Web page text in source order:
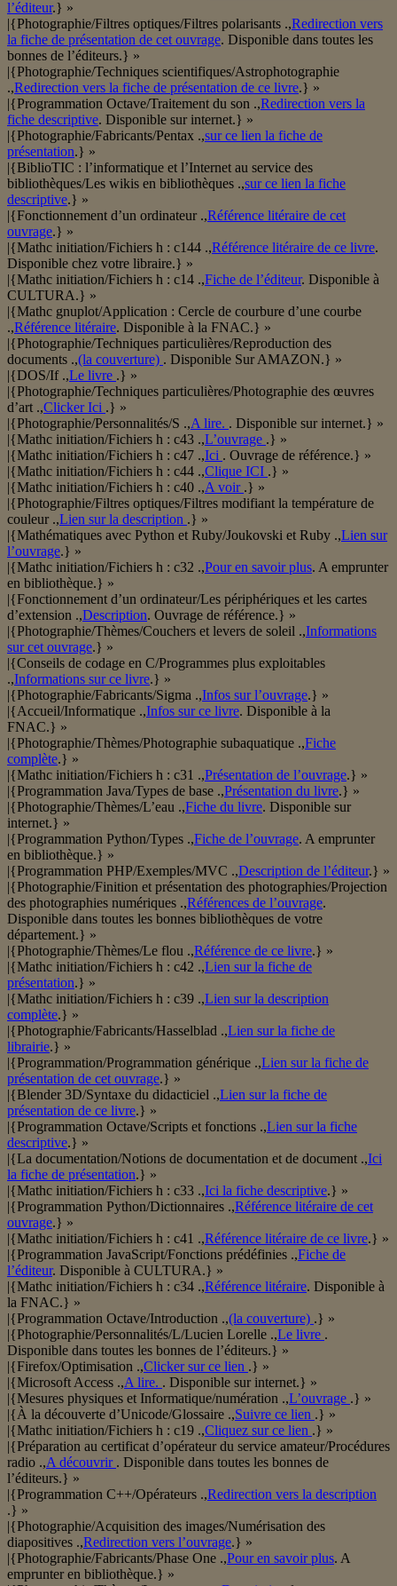
l’éditeur.} »
|{Photographie/Filtres optiques/Filtres polarisants .,Redirection vers
la fiche de présentation de cet ouvrage. Disponible dans toutes les
bonnes de l’éditeurs.} »
|{Photographie/Techniques scientifiques/Astrophotographie
.,Redirection vers la fiche de présentation de ce livre.} »
|{Programmation Octave/Traitement du son .,Redirection vers la
fiche descriptive. Disponible sur internet.} »
|{Photographie/Fabricants/Pentax .,sur ce lien la fiche de
présentation.} »
|{BiblioTIC : l’informatique et l’Internet au service des
bibliothèques/Les wikis en bibliothèques .,sur ce lien la fiche
descriptive.} »
|{Fonctionnement d’un ordinateur .,Référence litéraire de cet
ouvrage.} »
|{Mathc initiation/Fichiers h : c144 .,Référence litéraire de ce livre.
Disponible chez votre libraire.} »
|{Mathc initiation/Fichiers h : c14 .,Fiche de l’éditeur. Disponible à
CULTURA.} »
|{Mathc gnuplot/Application : Cercle de courbure d’une courbe
.,Référence litéraire. Disponible à la FNAC.} »
|{Photographie/Techniques particulières/Reproduction des
documents .,(la couverture) . Disponible Sur AMAZON.} »
|{DOS/If .,Le livre .} »
|{Photographie/Techniques particulières/Photographie des œuvres
d’art .,Clicker Ici .} »
|{Photographie/Personnalités/S .,A lire. . Disponible sur internet.} »
|{Mathc initiation/Fichiers h : c43 .,L’ouvrage .} »
|{Mathc initiation/Fichiers h : c47 .,Ici . Ouvrage de référence.} »
|{Mathc initiation/Fichiers h : c44 .,Clique ICI .} »
|{Mathc initiation/Fichiers h : c40 .,A voir .} »
|{Photographie/Filtres optiques/Filtres modifiant la température de
couleur .,Lien sur la description .} »
|{Mathématiques avec Python et Ruby/Joukovski et Ruby .,Lien sur
l’ouvrage.} »
|{Mathc initiation/Fichiers h : c32 .,Pour en savoir plus. A emprunter
en bibliothèque.} »
|{Fonctionnement d’un ordinateur/Les périphériques et les cartes
d’extension .,Description. Ouvrage de référence.} »
|{Photographie/Thèmes/Couchers et levers de soleil .,Informations
sur cet ouvrage.} »
|{Conseils de codage en C/Programmes plus exploitables
.,Informations sur ce livre.} »
|{Photographie/Fabricants/Sigma .,Infos sur l’ouvrage.} »
|{Accueil/Informatique .,Infos sur ce livre. Disponible à la
FNAC.} »
|{Photographie/Thèmes/Photographie subaquatique .,Fiche
complète.} »
|{Mathc initiation/Fichiers h : c31 .,Présentation de l’ouvrage.} »
|{Programmation Java/Types de base .,Présentation du livre.} »
|{Photographie/Thèmes/L’eau .,Fiche du livre. Disponible sur
internet.} »
|{Programmation Python/Types .,Fiche de l’ouvrage. A emprunter
en bibliothèque.} »
|{Programmation PHP/Exemples/MVC .,Description de l’éditeur.} »
|{Photographie/Finition et présentation des photographies/Projection
des photographies numériques .,Références de l’ouvrage.
Disponible dans toutes les bonnes bibliothèques de votre
département.} »
|{Photographie/Thèmes/Le flou .,Référence de ce livre.} »
|{Mathc initiation/Fichiers h : c42 .,Lien sur la fiche de
présentation.} »
|{Mathc initiation/Fichiers h : c39 .,Lien sur la description
complète.} »
|{Photographie/Fabricants/Hasselblad .,Lien sur la fiche de
librairie.} »
|{Programmation/Programmation générique .,Lien sur la fiche de
présentation de cet ouvrage.} »
|{Blender 3D/Syntaxe du didacticiel .,Lien sur la fiche de
présentation de ce livre.} »
|{Programmation Octave/Scripts et fonctions .,Lien sur la fiche
descriptive.} »
|{La documentation/Notions de documentation et de document .,Ici
la fiche de présentation.} »
|{Mathc initiation/Fichiers h : c33 .,Ici la fiche descriptive.} »
|{Programmation Python/Dictionnaires .,Référence litéraire de cet
ouvrage.} »
|{Mathc initiation/Fichiers h : c41 .,Référence litéraire de ce livre.} »
|{Programmation JavaScript/Fonctions prédéfinies .,Fiche de
l’éditeur. Disponible à CULTURA.} »
|{Mathc initiation/Fichiers h : c34 .,Référence litéraire. Disponible à
la FNAC.} »
|{Programmation Octave/Introduction .,(la couverture) .} »
|{Photographie/Personnalités/L/Lucien Lorelle .,Le livre .
Disponible dans toutes les bonnes de l’éditeurs.} »
|{Firefox/Optimisation .,Clicker sur ce lien .} »
|{Microsoft Access .,A lire. . Disponible sur internet.} »
|{Mesures physiques et Informatique/numération .,L’ouvrage .} »
|{À la découverte d’Unicode/Glossaire .,Suivre ce lien .} »
|{Mathc initiation/Fichiers h : c19 .,Cliquez sur ce lien .} »
|{Préparation au certificat d’opérateur du service amateur/Procédures
radio .,A découvrir . Disponible dans toutes les bonnes de
l’éditeurs.} »
|{Programmation C++/Opérateurs .,Redirection vers la description
.} »
|{Photographie/Acquisition des images/Numérisation des
diapositives .,Redirection vers l’ouvrage.} »
|{Photographie/Fabricants/Phase One .,Pour en savoir plus. A
emprunter en bibliothèque.} »